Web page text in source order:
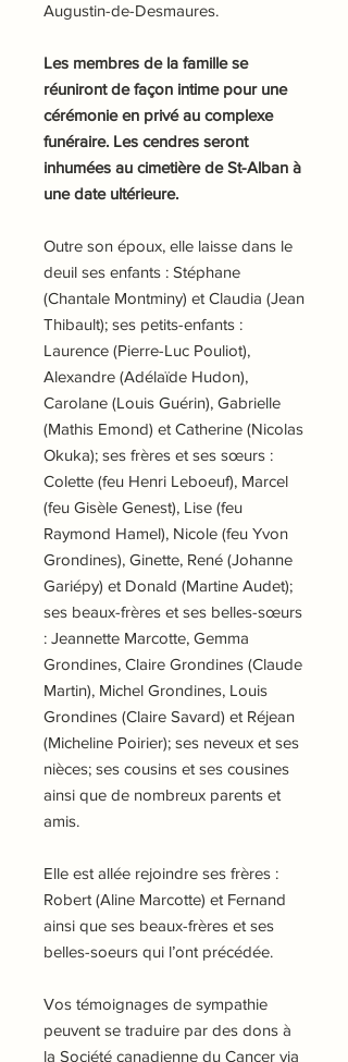
Augustin-de-Desmaures.
Les membres de la famille se
réuniront de façon intime pour une
cérémonie en privé au complexe
funéraire. Les cendres seront
inhumées au cimetière de St-Alban à
une date ultérieure.
Outre son époux, elle laisse dans le
deuil ses enfants : Stéphane
(Chantale Montminy) et Claudia (Jean
Thibault); ses petits-enfants :
Laurence (Pierre-Luc Pouliot),
Alexandre (Adélaïde Hudon),
Carolane (Louis Guérin), Gabrielle
(Mathis Emond) et Catherine (Nicolas
Okuka); ses frères et ses sœurs :
Colette (feu Henri Leboeuf), Marcel
(feu Gisèle Genest), Lise (feu
Raymond Hamel), Nicole (feu Yvon
Grondines), Ginette, René (Johanne
Gariépy) et Donald (Martine Audet);
ses beaux-frères et ses belles-sœurs
: Jeannette Marcotte, Gemma
Grondines, Claire Grondines (Claude
Martin), Michel Grondines, Louis
Grondines (Claire Savard) et Réjean
(Micheline Poirier); ses neveux et ses
nièces; ses cousins et ses cousines
ainsi que de nombreux parents et
amis.
Elle est allée rejoindre ses frères :
Robert (Aline Marcotte) et Fernand
ainsi que ses beaux-frères et ses
belles-soeurs qui l’ont précédée.
Vos témoignages de sympathie
peuvent se traduire par des dons à
la Société canadienne du Cancer via